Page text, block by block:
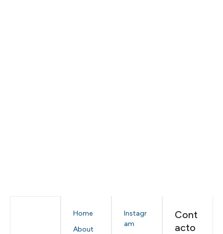
Home
About
Instagr
am
Cont
acto